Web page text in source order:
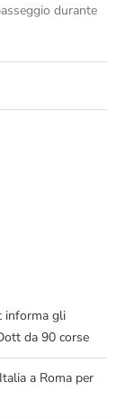
durante
informa gli
da 90 corse
a Roma per